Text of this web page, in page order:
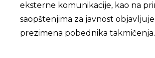
eksterne komunikacije, kao na
saopštenjima za javnost
prezimena pobednika takmičenja.